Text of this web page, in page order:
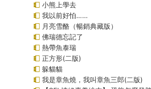
小熊上學去
我以前好怕……
月亮雪酪（暢銷典藏版）
佛瑞德忘記了
熱帶魚泰瑞
正方形(二版)
躲貓貓
我是章魚燒，我叫章魚三郎(二版)